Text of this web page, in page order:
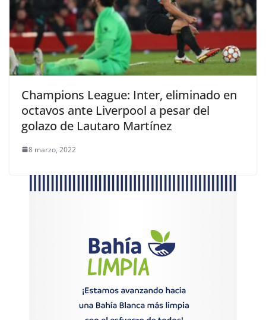
Champions League: Inter, eliminado en
octavos ante Liverpool a pesar del
golazo de Lautaro Martínez
8 marzo, 2022